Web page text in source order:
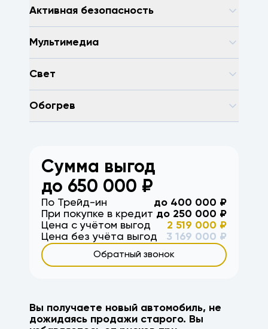
Активная безопасность
Мультимедиа
Свет
Обогрев
Сумма выгод
до 650 000 ₽
По Трейд-ин до 400 000 ₽
При покупке в кредит до 250 000 ₽
Цена с учётом выгод
2 519 000 ₽
Цена без учёта выгод
3 169 000 ₽
Обратный звонок
Вы получаете новый автомобиль, не
дожидаясь продажи старого. Вы